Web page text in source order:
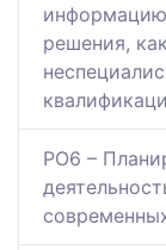
решения,
РО6 –